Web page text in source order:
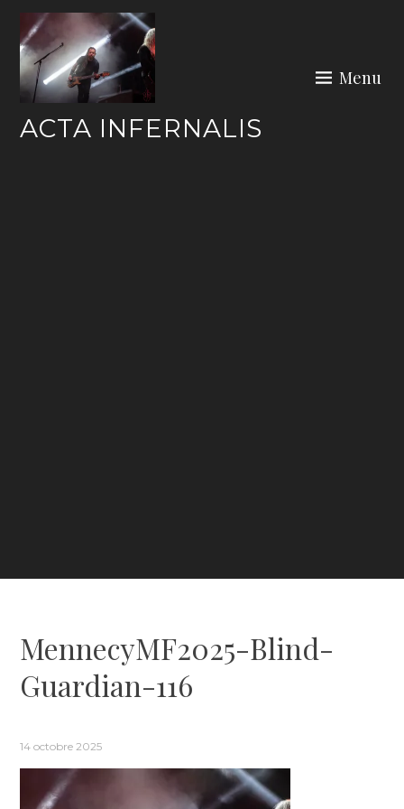
Skip
content
ACTA INFERNALIS
Menu
MennecyMF2025-Blind-
Guardian-116
14 octobre 2025